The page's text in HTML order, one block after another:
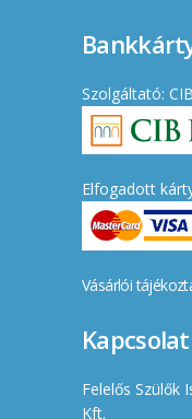
Szolgáltató:
Elfogadott
Vásárlói
Kapcsolat
Felelős Szülők
Kft.